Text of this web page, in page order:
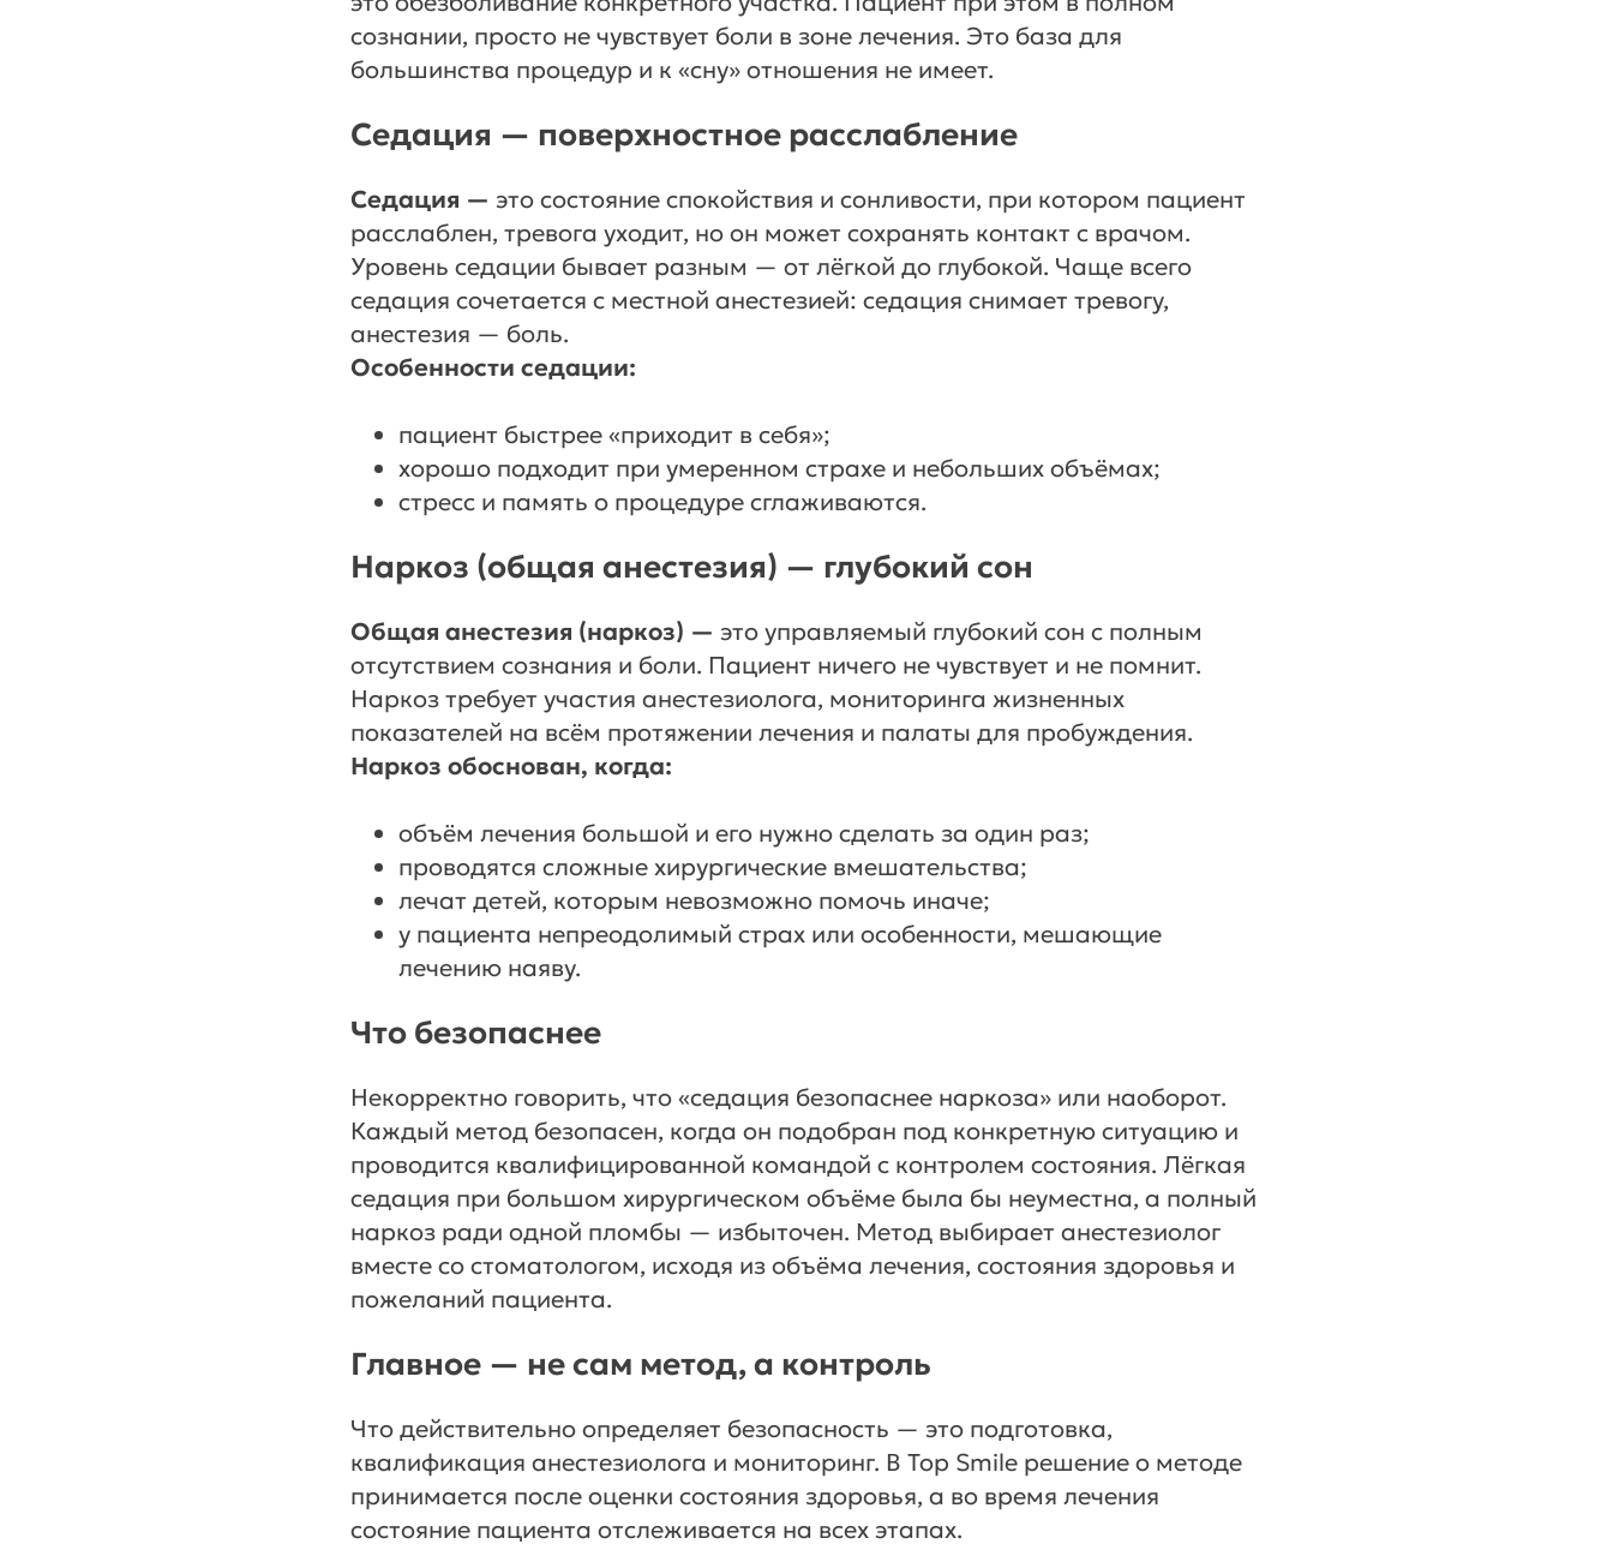
сознании, просто не чувствует боли в зоне лечения. Это база для
большинства процедур и к «сну» отношения не имеет.
Седация — поверхностное расслабление
Седация — это состояние спокойствия и сонливости, при котором пациент
расслаблен, тревога уходит, но он может сохранять контакт с врачом.
Уровень седации бывает разным — от лёгкой до глубокой. Чаще всего
седация сочетается с местной анестезией: седация снимает тревогу,
анестезия — боль.
Особенности седации:
пациент быстрее «приходит в себя»;
хорошо подходит при умеренном страхе и небольших объёмах;
стресс и память о процедуре сглаживаются.
Наркоз (общая анестезия) — глубокий сон
Общая анестезия (наркоз) — это управляемый глубокий сон с полным
отсутствием сознания и боли. Пациент ничего не чувствует и не помнит.
Наркоз требует участия анестезиолога, мониторинга жизненных
показателей на всём протяжении лечения и палаты для пробуждения.
Наркоз обоснован, когда:
объём лечения большой и его нужно сделать за один раз;
проводятся сложные хирургические вмешательства;
лечат детей, которым невозможно помочь иначе;
у пациента непреодолимый страх или особенности, мешающие
лечению наяву.
Что безопаснее
Некорректно говорить, что «седация безопаснее наркоза» или наоборот.
Каждый метод безопасен, когда он подобран под конкретную ситуацию и
проводится квалифицированной командой с контролем состояния. Лёгкая
седация при большом хирургическом объёме была бы неуместна, а полный
наркоз ради одной пломбы — избыточен. Метод выбирает анестезиолог
вместе со стоматологом, исходя из объёма лечения, состояния здоровья и
пожеланий пациента.
Главное — не сам метод, а контроль
Что действительно определяет безопасность — это подготовка,
квалификация анестезиолога и мониторинг. В Top Smile решение о методе
принимается после оценки состояния здоровья, а во время лечения
состояние пациента отслеживается на всех этапах.